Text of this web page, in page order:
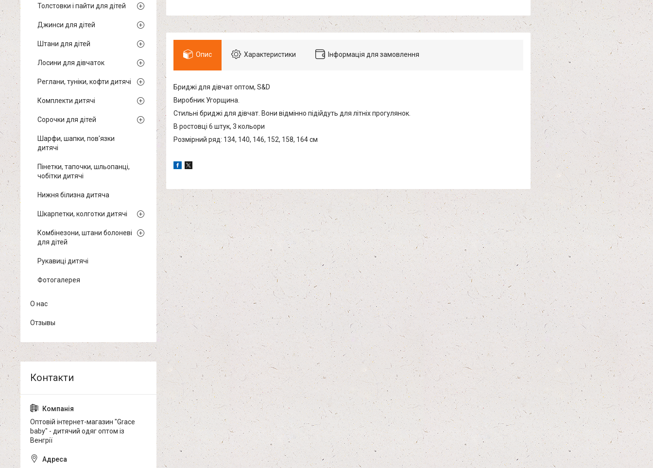
Опис Характеристики Інформація для замовлення
Бриджі для дівчат оптом, S&D
Виробник Угорщина.
Стильні бриджі для дівчат. Вони відмінно підійдуть для літніх прогулянок.
В ростовці 6 штук, 3 кольори
Розмірний ряд: 134, 140, 146, 152, 158, 164 см
Толстовки і пайти для дітей
Джинси для дітей
Штани для дітей
Лосини для дівчаток
Реглани, туніки, кофти дитячі
Комплекти дитячі
Сорочки для дітей
Шарфи, шапки, пов'язки
дитячі
Пінетки, тапочки, шльопанці,
чобітки дитячі
Нижня білизна дитяча
Шкарпетки, колготки дитячі
Комбінезони, штани болоневі
для дітей
Рукавиці дитячі
Фотогалерея
О нас
Отзывы
Оптовій інтернет-магазин "Grace
baby" - дитячий одяг оптом із
Венгрії